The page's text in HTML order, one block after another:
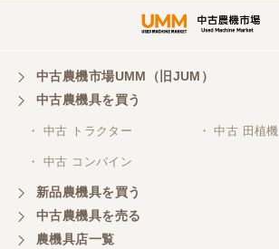
中古農機市場UMM（旧JUM）
中古農機具を買う
・ 中古 トラクター ・ 中古 田植機
・ 中古 コンバイン
新品農機具を買う
中古農機具を売る
農機具店一覧